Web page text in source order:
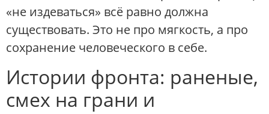
«не издеваться» всё равно должна
существовать. Это не про мягкость, а про
сохранение человеческого в себе.
Истории фронта: раненые,
смех на грани и